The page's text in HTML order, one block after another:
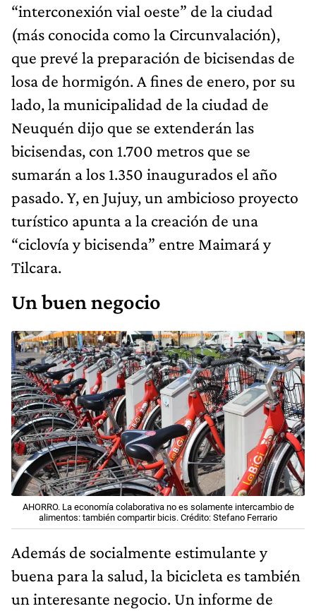
“interconexión vial oeste” de la ciudad
(más conocida como la Circunvalación),
que prevé la preparación de bicisendas de
losa de hormigón. A fines de enero, por su
lado, la municipalidad de la ciudad de
Neuquén dijo que se extenderán las
bicisendas, con 1.700 metros que se
sumarán a los 1.350 inaugurados el año
pasado. Y, en Jujuy, un ambicioso proyecto
turístico apunta a la creación de una
“ciclovía y bicisenda” entre Maimará y
Tilcara.
Un buen negocio
AHORRO. La economía colaborativa no es solamente intercambio de
alimentos: también compartir bicis. Crédito: Stefano Ferrario
Además de socialmente estimulante y
buena para la salud, la bicicleta es también
un interesante negocio. Un informe de